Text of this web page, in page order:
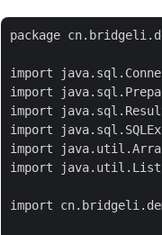
package
import
import
import
import
import
import
import